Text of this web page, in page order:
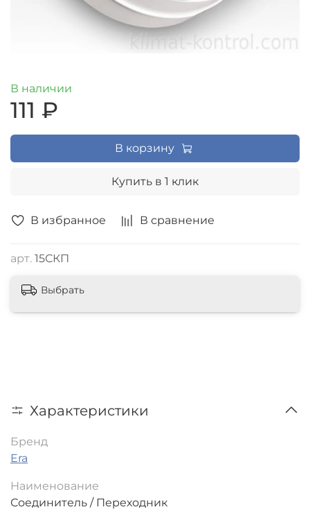
В избранное В сравнение
арт. 15СКП
В наличии
111 ₽
В корзину
Купить в 1 клик
Выбрать
Характеристики
Бренд
Era
Наименование
Соединитель / Переходник